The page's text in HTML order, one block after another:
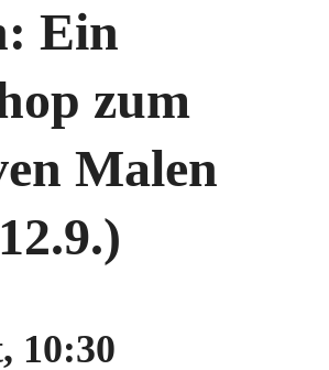
Ein
zum
Malen
10:30